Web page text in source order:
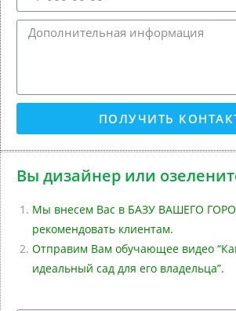
ПОЛУЧИТЬ
Вы дизайнер или
Мы внесем Вас в БАЗУ ВАШЕГО
рекомендовать клиентам.
Отправим Вам обучающее видео
идеальный сад для его владельца”.